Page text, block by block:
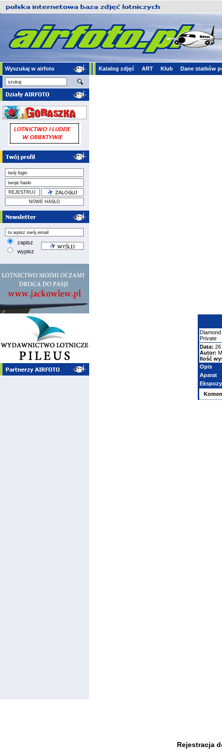
Wyszukaj w airfoto Katalog zdjęć ART Klub Dane statków
zapisz
wypisz
Diamond
Private
Data: 26
Autor:
Ilość
Opis
Aparat
Rejestracja